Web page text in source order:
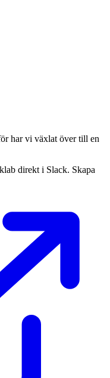
har vi växlat över till en
direkt i Slack. Skapa